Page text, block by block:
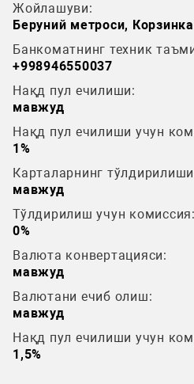
Жойлашуви:
Беруний метроси,
Банкоматнинг техник
+998946550037
Нақд пул ечилиши:
мавжуд
Нақд пул ечилиши учун
1%
Карталарнинг
мавжуд
Тўлдирилиш учун комиссия:
0%
Валюта конвертацияси:
мавжуд
Валютани ечиб олиш:
мавжуд
Нақд пул ечилиши учун
1,5%